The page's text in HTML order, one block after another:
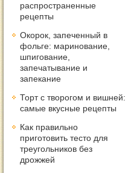
распространенные
рецепты
Окорок, запеченный в
фольге: маринование,
шпигование,
запечатывание и
запекание
Торт с творогом и вишней:
самые вкусные рецепты
Как правильно
приготовить тесто для
треугольников без
дрожжей